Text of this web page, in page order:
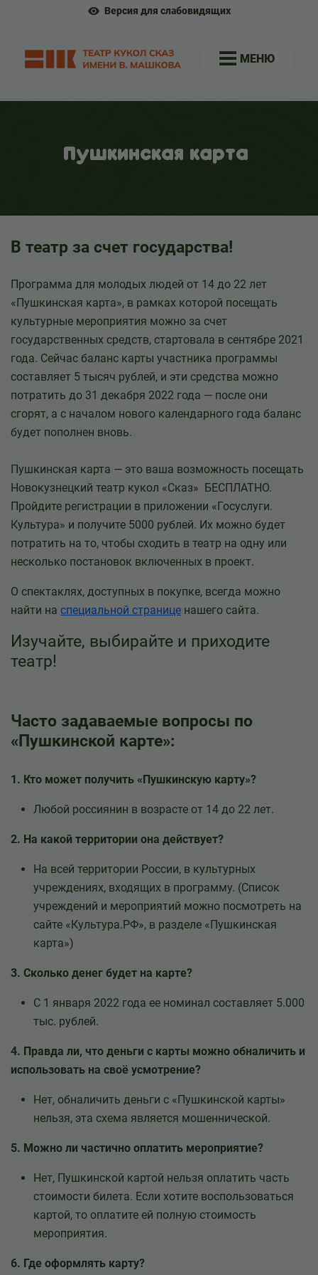
Версия для слабовидящих
МЕНЮ
Пушкинская карта
В театр за счет государства!
Программа для молодых людей от 14 до 22 лет
«Пушкинская карта», в рамках которой посещать
культурные мероприятия можно за счет
государственных средств, стартовала в сентябре 2021
года. Сейчас баланс карты участника программы
составляет 5 тысяч рублей, и эти средства можно
потратить до 31 декабря 2022 года — после они
сгорят, а с началом нового календарного года баланс
будет пополнен вновь.
Пушкинская карта — это ваша возможность посещать
Новокузнецкий театр кукол «Сказ» БЕСПЛАТНО.
Пройдите регистрации в приложении «Госуслуги.
Культура» и получите 5000 рублей. Их можно будет
потратить на то, чтобы сходить в театр на одну или
несколько постановок включенных в проект.
О спектаклях, доступных в покупке, всегда можно
найти на специальной странице нашего сайта.
Изучайте, выбирайте и приходите
театр!
Часто задаваемые вопросы по
«Пушкинской карте»:
1. Кто может получить «Пушкинскую карту»?
Любой россиянин в возрасте от 14 до 22 лет.
2. На какой территории она действует?
На всей территории России, в культурных
учреждениях, входящих в программу. (Список
учреждений и мероприятий можно посмотреть на
сайте «Культура.РФ», в разделе «Пушкинская
карта»)
3. Сколько денег будет на карте?
С 1 января 2022 года ее номинал составляет 5.000
тыс. рублей.
4. Правда ли, что деньги с карты можно обналичить и
использовать на своё усмотрение?
Нет, обналичить деньги с «Пушкинской карты»
нельзя, эта схема является мошеннической.
5. Можно ли частично оплатить мероприятие?
Нет, Пушкинской картой нельзя оплатить часть
стоимости билета. Если хотите воспользоваться
картой, то оплатите ей полную стоимость
мероприятия.
6. Где оформлять карту?